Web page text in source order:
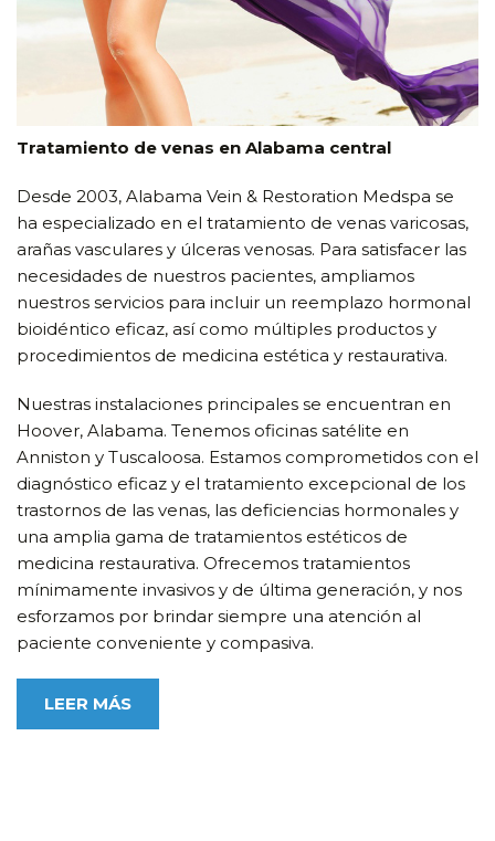
Tratamiento de venas en Alabama central
Desde 2003, Alabama Vein & Restoration Medspa se
ha especializado en el tratamiento de venas varicosas,
arañas vasculares y úlceras venosas. Para satisfacer las
necesidades de nuestros pacientes, ampliamos
nuestros servicios para incluir un reemplazo hormonal
bioidéntico eficaz, así como múltiples productos y
procedimientos de medicina estética y restaurativa.
Nuestras instalaciones principales se encuentran en
Hoover, Alabama. Tenemos oficinas satélite en
Anniston y Tuscaloosa. Estamos comprometidos con el
diagnóstico eficaz y el tratamiento excepcional de los
trastornos de las venas, las deficiencias hormonales y
una amplia gama de tratamientos estéticos de
medicina restaurativa. Ofrecemos tratamientos
mínimamente invasivos y de última generación, y nos
esforzamos por brindar siempre una atención al
paciente conveniente y compasiva.
LEER MÁS